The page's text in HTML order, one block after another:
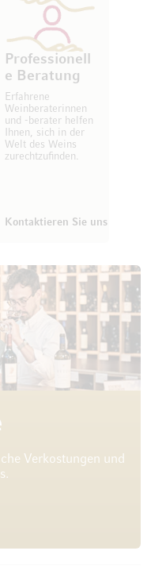
Professionell
e Beratung
Erfahrene
Weinberaterinnen
und -berater helfen
Ihnen, sich in der
Welt des Weins
zurechtzufinden.
Kontaktieren Sie uns
Verkostungen und